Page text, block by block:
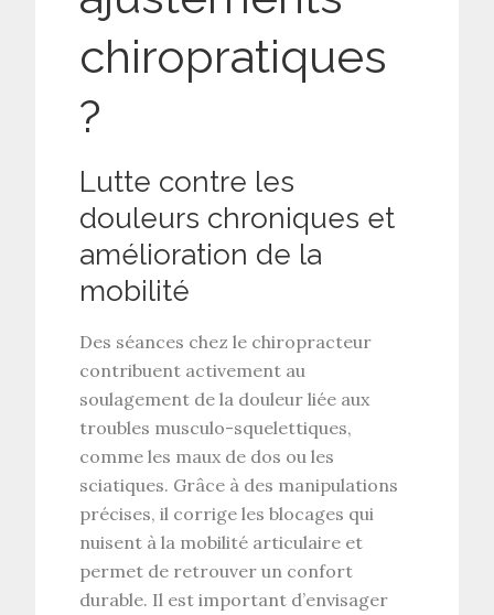
chiropratiques
?
Lutte contre les
douleurs chroniques et
amélioration de la
mobilité
Des séances chez le chiropracteur
contribuent activement au
soulagement de la douleur liée aux
troubles musculo-squelettiques,
comme les maux de dos ou les
sciatiques. Grâce à des manipulations
précises, il corrige les blocages qui
nuisent à la mobilité articulaire et
permet de retrouver un confort
durable. Il est important d’envisager